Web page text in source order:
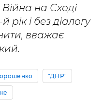
на Сході
рік і без діалогу
вважає
"ДНР"